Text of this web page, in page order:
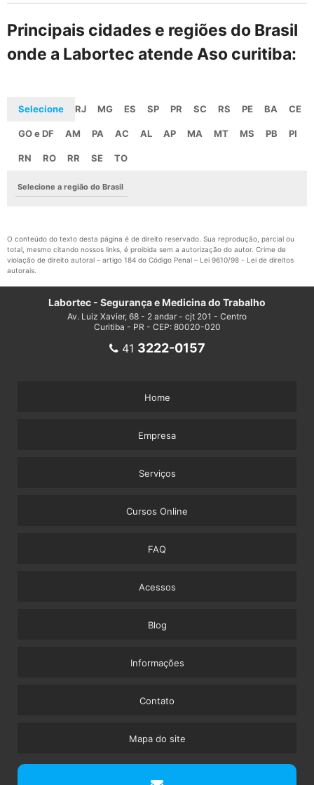
Principais cidades e regiões do Brasil
onde a Labortec atende Aso curitiba:
Selecione RJ MG ES SP PR SC RS PE BA CE
GO e DF AM PA AC AL AP MA MT MS PB PI
RN RO RR SE TO
Selecione a região do Brasil
O conteúdo do texto desta página é de direito reservado. Sua reprodução, parcial ou
total, mesmo citando nossos links, é proibida sem a autorização do autor. Crime de
violação de direito autoral – artigo 184 do Código Penal – Lei 9610/98 - Lei de direitos
autorais
Labortec - Segurança e Medicina do Trabalho
Av. Luiz Xavier, 68 - 2 andar - cjt 201 - Centro
Curitiba - PR - CEP: 80020-020
41 3222-0157
Home
Empresa
Serviços
Cursos Online
FAQ
Acessos
Blog
Informações
Contato
Mapa do site